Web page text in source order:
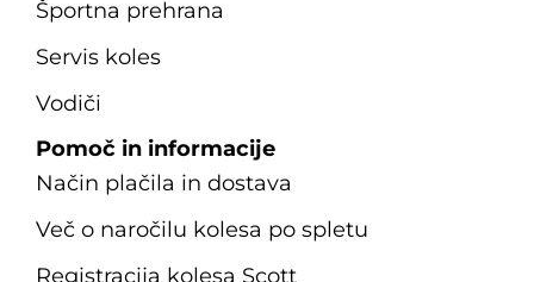
Športna prehrana
Servis koles
Vodiči
Pomoč in informacije
Način plačila in dostava
Več o naročilu kolesa po spletu
Registracija kolesa Scott